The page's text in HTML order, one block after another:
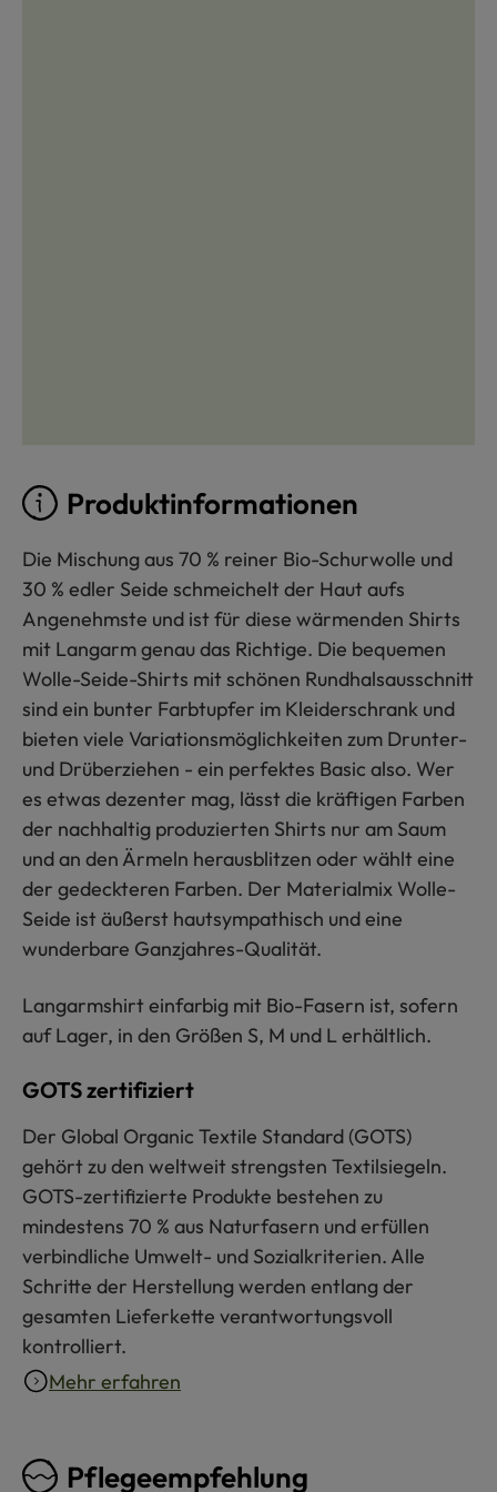
Produktinformationen
Die Mischung aus 70 % reiner Bio-Schurwolle und
30 % edler Seide schmeichelt der Haut aufs
Angenehmste und ist für diese wärmenden Shirts
mit Langarm genau das Richtige. Die bequemen
Wolle-Seide-Shirts mit schönen Rundhalsausschnitt
sind ein bunter Farbtupfer im Kleiderschrank und
bieten viele Variationsmöglichkeiten zum Drunter-
und Drüberziehen - ein perfektes Basic also. Wer
es etwas dezenter mag, lässt die kräftigen Farben
der nachhaltig produzierten Shirts nur am Saum
und an den Ärmeln herausblitzen oder wählt eine
der gedeckteren Farben. Der Materialmix Wolle-
Seide ist äußerst hautsympathisch und eine
wunderbare Ganzjahres-Qualität.
Langarmshirt einfarbig mit Bio-Fasern ist, sofern
auf Lager, in den Größen S, M und L erhältlich.
GOTS zertifiziert
Der Global Organic Textile Standard (GOTS)
gehört zu den weltweit strengsten Textilsiegeln.
GOTS-zertifizierte Produkte bestehen zu
mindestens 70 % aus Naturfasern und erfüllen
verbindliche Umwelt- und Sozialkriterien. Alle
Schritte der Herstellung werden entlang der
gesamten Lieferkette verantwortungsvoll
kontrolliert.
Mehr erfahren
Pflegeempfehlung